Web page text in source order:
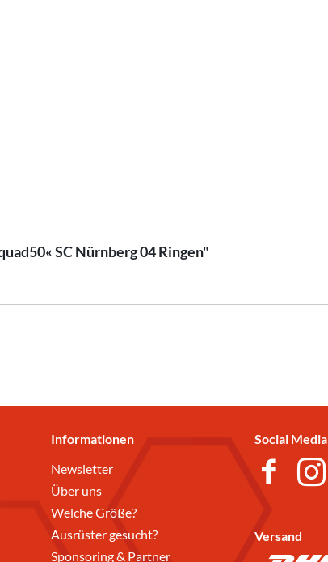
SC Nürnberg 04 Ringen"
Informationen
Newsletter
Über uns
Welche Größe?
Ausrüster gesucht?
Sponsoring & Partner
Social Media
Versand